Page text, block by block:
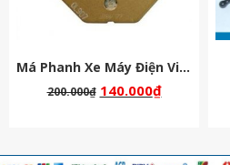
Má Phanh Xe Máy Điện Vinfast
200.000₫ 140.000₫